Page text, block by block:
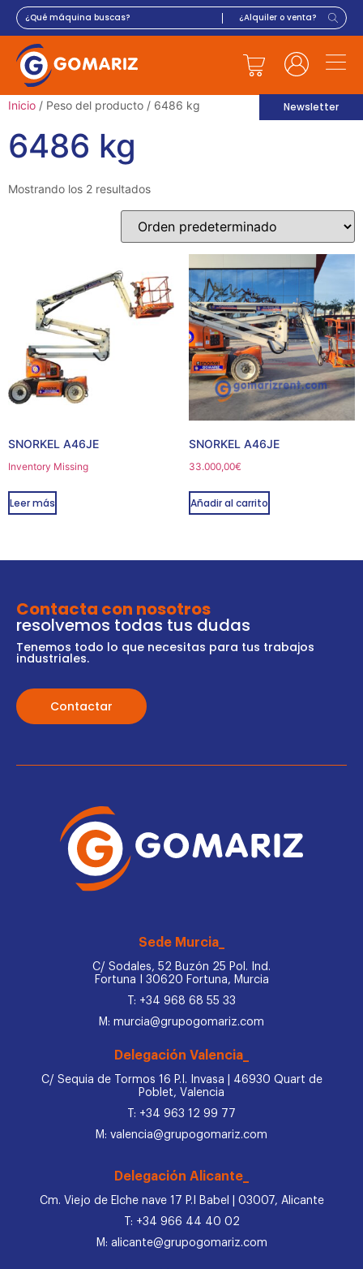
Newsletter
Inicio / Peso del producto / 6486 kg
6486 kg
Mostrando los 2 resultados
SNORKEL A46JE
Inventory Missing
Leer más
SNORKEL A46JE
33.000,00€
Añadir al carrito
Contacta con nosotros
resolvemos todas tus dudas
Tenemos todo lo que necesitas para tus trabajos
industriales.
Contactar
Sede Murcia_
C/ Sodales, 52 Buzón 25 Pol. Ind.
Fortuna I 30620 Fortuna, Murcia
T: +34 968 68 55 33
M: murcia@grupogomariz.com
Delegación Valencia_
C/ Sequia de Tormos 16 P.I. Invasa | 46930 Quart de
Poblet, Valencia
T: +34 963 12 99 77
M: valencia@grupogomariz.com
Delegación Alicante_
Cm. Viejo de Elche nave 17 P.I Babel | 03007, Alicante
T: +34 966 44 40 02
M: alicante@grupogomariz.com